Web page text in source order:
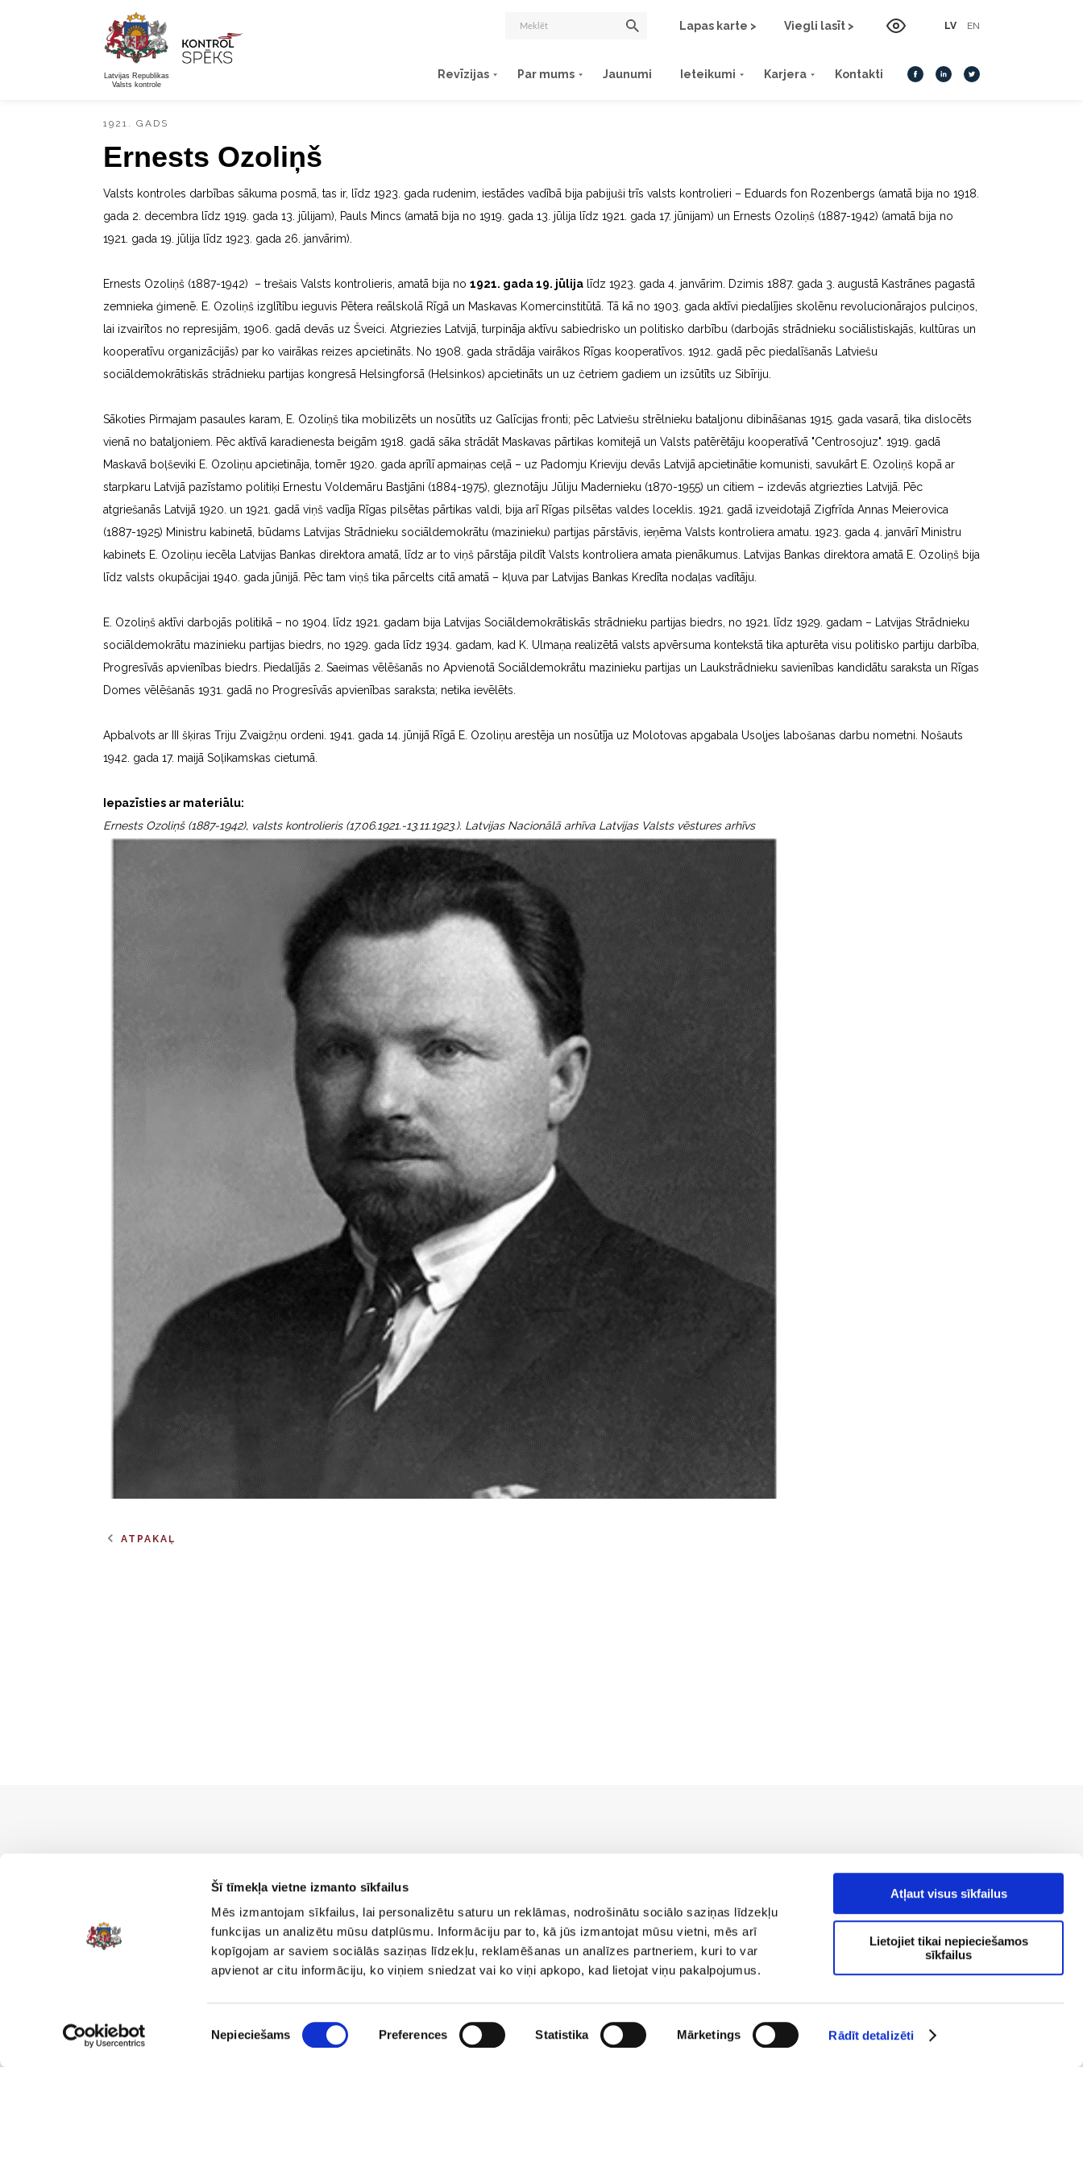
Šī tīmekļa vietne izmanto sīkfailus
Mēs izmantojam sīkfailus, lai personalizētu saturu un reklāmas, nodrošinātu sociālo saziņas līdzekļu
funkcijas un analizētu mūsu datplūsmu. Informāciju par to, kā jūs izmantojat mūsu vietni, mēs arī
kopīgojam ar saviem sociālās saziņas līdzekļu, reklamēšanas un analīzes partneriem, kuri to var
apvienot ar citu informāciju, ko viņiem sniedzat vai ko viņi apkopo, kad lietojat viņu pakalpojumus.
izvēle
Nepieciešams Preferences Statistika Mārketings Rādīt detalizēti
Atļaut visus sīkfailus
Lietojiet tikai nepieciešamos
sīkfailus
Latvijas Republikas
Valsts kontrole
Lapas karte > Viegli lasīt > LV EN
Revīzijas Par mums Jaunumi Ieteikumi Karjera Kontakti
1921. GADS
Ernests Ozoliņš
Valsts kontroles darbības sākuma posmā, tas ir, līdz 1923. gada rudenim, iestādes vadībā bija pabijuši trīs valsts kontrolieri – Eduards fon Rozenbergs (amatā bija no 1918.
gada 2. decembra līdz 1919. gada 13. jūlijam), Pauls Mincs (amatā bija no 1919. gada 13. jūlija līdz 1921. gada 17. jūnijam) un Ernests Ozoliņš (1887-1942) (amatā bija no
1921. gada 19. jūlija līdz 1923. gada 26. janvārim).
Ernests Ozoliņš (1887-1942) – trešais Valsts kontrolieris, amatā bija no 1921. gada 19. jūlija līdz 1923. gada 4. janvārim. Dzimis 1887. gada 3. augustā Kastrānes pagastā
zemnieka ģimenē. E. Ozoliņš izglītību ieguvis Pētera reālskolā Rīgā un Maskavas Komercinstitūtā. Tā kā no 1903. gada aktīvi piedalījies skolēnu revolucionārajos pulciņos,
lai izvairītos no represijām, 1906. gadā devās uz Šveici. Atgriezies Latvijā, turpināja aktīvu sabiedrisko un politisko darbību (darbojās strādnieku sociālistiskajās, kultūras un
kooperatīvu organizācijās) par ko vairākas reizes apcietināts. No 1908. gada strādāja vairākos Rīgas kooperatīvos. 1912. gadā pēc piedalīšanās Latviešu
sociāldemokrātiskās strādnieku partijas kongresā Helsingforsā (Helsinkos) apcietināts un uz četriem gadiem un izsūtīts uz Sibīriju.
Sākoties Pirmajam pasaules karam, E. Ozoliņš tika mobilizēts un nosūtīts uz Galīcijas fronti; pēc Latviešu strēlnieku bataljonu dibināšanas 1915. gada vasarā, tika dislocēts
vienā no bataljoniem. Pēc aktīvā karadienesta beigām 1918. gadā sāka strādāt Maskavas pārtikas komitejā un Valsts patērētāju kooperatīvā "Centrosojuz". 1919. gadā
Maskavā boļševiki E. Ozoliņu apcietināja, tomēr 1920. gada aprīlī apmaiņas ceļā – uz Padomju Krieviju devās Latvijā apcietinātie komunisti, savukārt E. Ozoliņš kopā ar
starpkaru Latvijā pazīstamo politiķi Ernestu Voldemāru Bastjāni (1884-1975), gleznotāju Jūliju Madernieku (1870-1955) un citiem – izdevās atgriezties Latvijā. Pēc
atgriešanās Latvijā 1920. un 1921. gadā viņš vadīja Rīgas pilsētas pārtikas valdi, bija arī Rīgas pilsētas valdes loceklis. 1921. gadā izveidotajā Zigfrīda Annas Meierovica
(1887-1925) Ministru kabinetā, būdams Latvijas Strādnieku sociāldemokrātu (mazinieku) partijas pārstāvis, ieņēma Valsts kontroliera amatu. 1923. gada 4. janvārī Ministru
kabinets E. Ozoliņu iecēla Latvijas Bankas direktora amatā, līdz ar to viņš pārstāja pildīt Valsts kontroliera amata pienākumus. Latvijas Bankas direktora amatā E. Ozoliņš bija
līdz valsts okupācijai 1940. gada jūnijā. Pēc tam viņš tika pārcelts citā amatā – kļuva par Latvijas Bankas Kredīta nodaļas vadītāju.
E. Ozoliņš aktīvi darbojās politikā – no 1904. līdz 1921. gadam bija Latvijas Sociāldemokrātiskās strādnieku partijas biedrs, no 1921. līdz 1929. gadam – Latvijas Strādnieku
sociāldemokrātu mazinieku partijas biedrs, no 1929. gada līdz 1934. gadam, kad K. Ulmaņa realizētā valsts apvērsuma kontekstā tika apturēta visu politisko partiju darbība,
Progresīvās apvienības biedrs. Piedalījās 2. Saeimas vēlēšanās no Apvienotā Sociāldemokrātu mazinieku partijas un Laukstrādnieku savienības kandidātu saraksta un Rīgas
Domes vēlēšanās 1931. gadā no Progresīvās apvienības saraksta; netika ievēlēts.
Apbalvots ar III šķiras Triju Zvaigžņu ordeni. 1941. gada 14. jūnijā Rīgā E. Ozoliņu arestēja un nosūtīja uz Molotovas apgabala Usoļjes labošanas darbu nometni. Nošauts
1942. gada 17. maijā Soļikamskas cietumā.
Iepazīsties ar materiālu:
Ernests Ozoliņš (1887-1942), valsts kontrolieris (17.06.1921.-13.11.1923.). Latvijas Nacionālā arhīva Latvijas Valsts vēstures arhīvs
ATPAKAĻ
Lapas karte >
Piekļūstamības paziņojums >
Skanstes iela 50, Rīga, LV-1013
+371 23282272
pasts@lrvk.gov.lv
cita aizsargājama informācija, izmanto